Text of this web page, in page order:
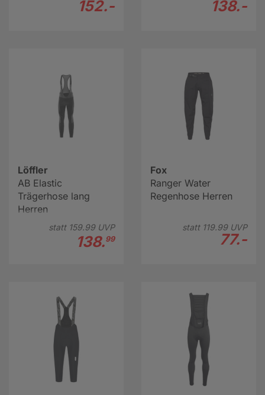
152.- 138.-
Löffler
AB Elastic
Trägerhose lang
Herren
statt 159.99UVP
138.99
Fox
Ranger Water
Regenhose Herren
statt 119.99UVP
77.-